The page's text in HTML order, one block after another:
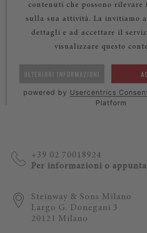
contenuti che possono rilevare
sulla sua attività. La invitiamo
dettagli e ad accettare il
visualizzare questo
ULTERIORI INFORMAZIONI
powered by Usercentrics
Platform
+39 02 70018924
Per informazioni o
Steinway & Sons Milano
Largo G. Donegani 3
20121 Milano